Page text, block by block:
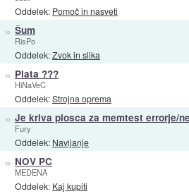
Oddelek: Pomoč in nasveti
» Šum
RisPo
Oddelek:Zvok in slika
» Plata ???
HiNaVeC
Oddelek:Strojna oprema
» Je kriva plosca za memtest errorje/
Fury
Oddelek: Navijanje
» NOV PC
MEDENA
Oddelek: Kaj kupiti